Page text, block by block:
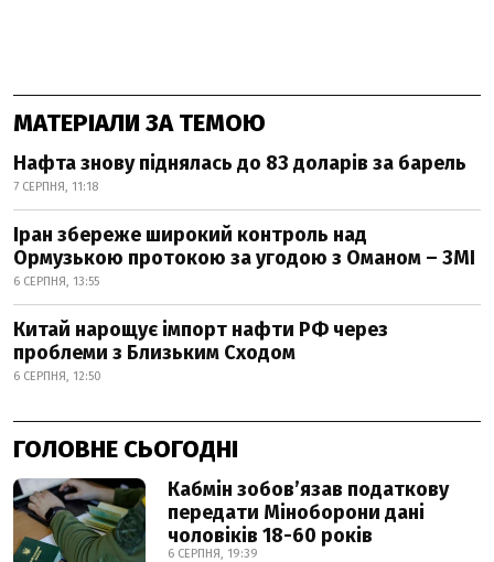
МАТЕРІАЛИ ЗА ТЕМОЮ
Нафта знову піднялась до 83 доларів за барель
7 СЕРПНЯ, 11:18
Іран збереже широкий контроль над
Ормузькою протокою за угодою з Оманом – ЗМІ
6 СЕРПНЯ, 13:55
Китай нарощує імпорт нафти РФ через
проблеми з Близьким Сходом
6 СЕРПНЯ, 12:50
ГОЛОВНЕ СЬОГОДНІ
Кабмін зобовʼязав податкову
передати Міноборони дані
чоловіків 18-60 років
6 СЕРПНЯ, 19:39